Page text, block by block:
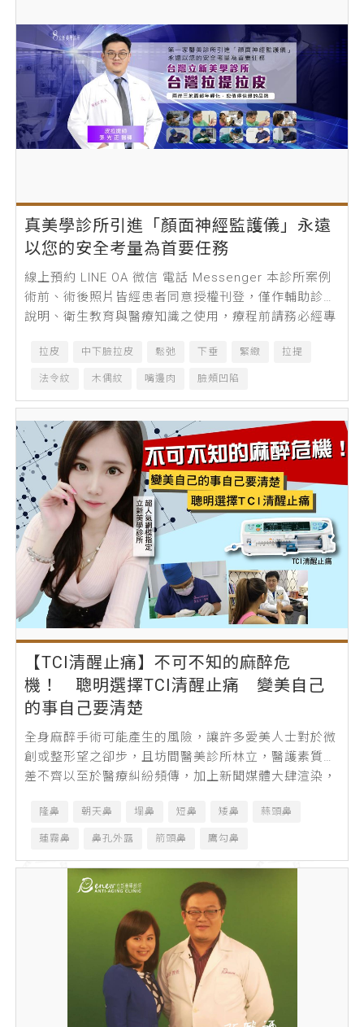
真美學診所引進「顏面神經監護儀」永遠
以您的安全考量為首要任務
線上預約 LINE OA 微信 電話 Messenger 本診所案例
術前、術後照片皆經患者同意授權刊登，僅作輔助診療
說明、衛生教育與醫療知識之使用，療程前請務必經專
拉皮 中下臉拉皮 鬆弛 下垂 緊緻 拉提
法令紋 木偶紋 嘴邊肉 臉頰凹陷
【TCI清醒止痛】不可不知的麻醉危
機！ 聰明選擇TCI清醒止痛 變美自己
的事自己要清楚
全身麻醉手術可能產生的風險，讓許多愛美人士對於微
創或整形望之卻步，且坊間醫美診所林立，醫護素質參
差不齊以至於醫療糾紛頻傳，加上新聞媒體大肆渲染，
隆鼻 朝天鼻 塌鼻 短鼻 矮鼻 蒜頭鼻
蓮霧鼻 鼻孔外露 箭頭鼻 鷹勾鼻